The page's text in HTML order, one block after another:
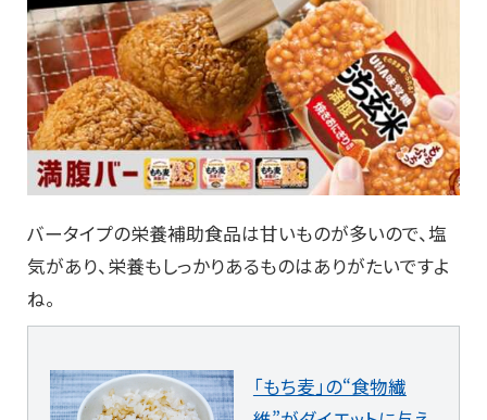
バータイプの栄養補助食品は甘いものが多いので、塩
気があり、栄養もしっかりあるものはありがたいですよ
ね。
「もち麦」の“食物繊